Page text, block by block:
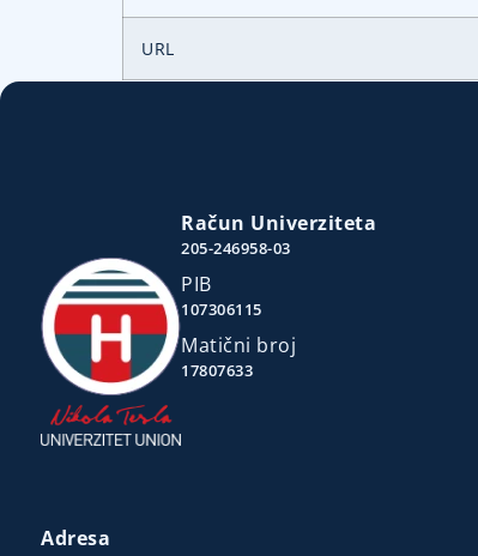
URL
Račun Univerziteta
205-246958-03
PIB
107306115
Matični broj
17807633
Adresa